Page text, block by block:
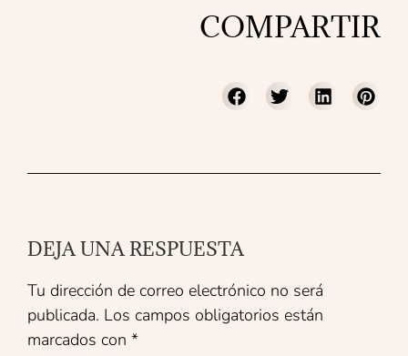
COMPARTIR
DEJA UNA RESPUESTA
Tu dirección de correo electrónico no será
publicada. Los campos obligatorios están
marcados con *